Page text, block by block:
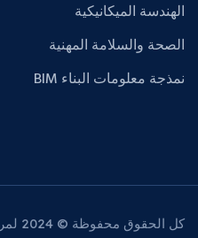
الهندسة الميكانيكية
الصحة والسلامة المهنية
نمذجة معلومات البناء BIM
كل الحقوق محفوظة © 2024 لمركز التعليم المتكامل للتدريب